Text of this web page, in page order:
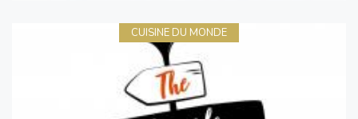
CUISINE DU MONDE